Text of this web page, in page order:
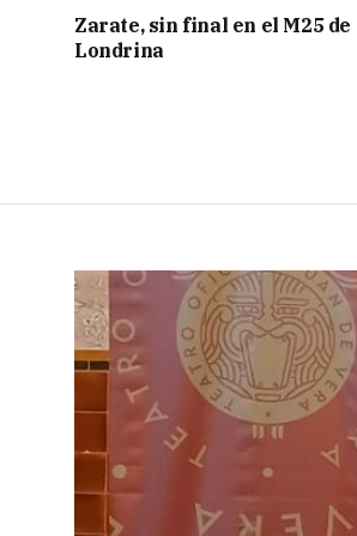
Zarate, sin final en el M25 de
Londrina